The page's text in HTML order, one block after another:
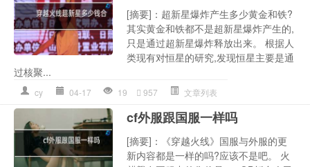
[摘要]：超新星爆炸产生多少黄金和铁?
其实黄金和铁都不是超新星爆炸产生的,
只是通过超新星爆炸释放出来。 根据人
类现有对恒星的研究,发现恒星主要是通
过核聚...
cy 04-17 19 957 文章列表
cf外服跟国服一样吗
[摘要]：《穿越火线》国服与外服的更
新内容都是一样的吗?应该不是吧。 火